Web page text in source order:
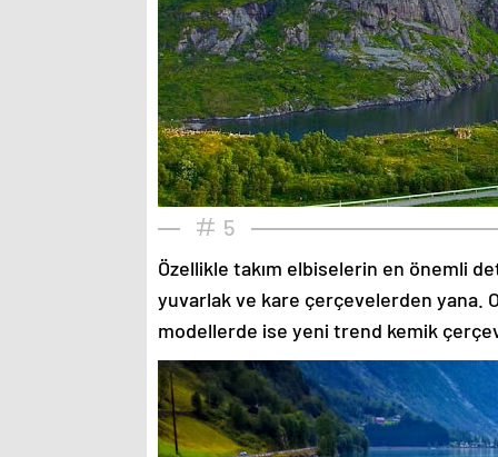
5
Özellikle takım elbiselerin en önemli
yuvarlak ve kare çerçevelerden yana.
modellerde ise yeni trend kemik